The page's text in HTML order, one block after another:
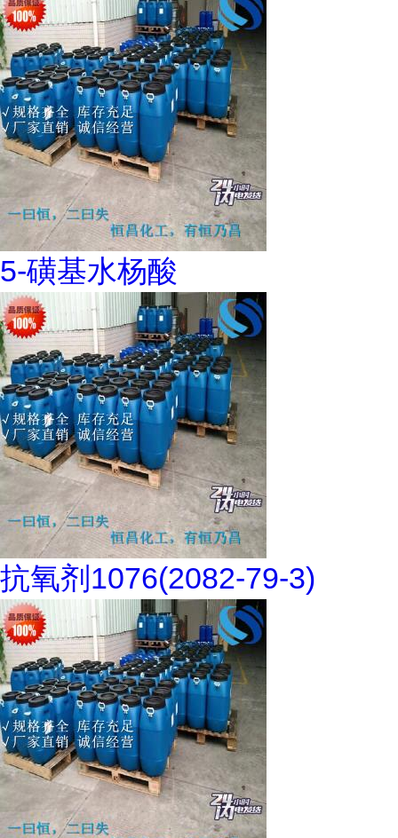
5-磺基水杨酸
抗氧剂1076(2082-79-3)